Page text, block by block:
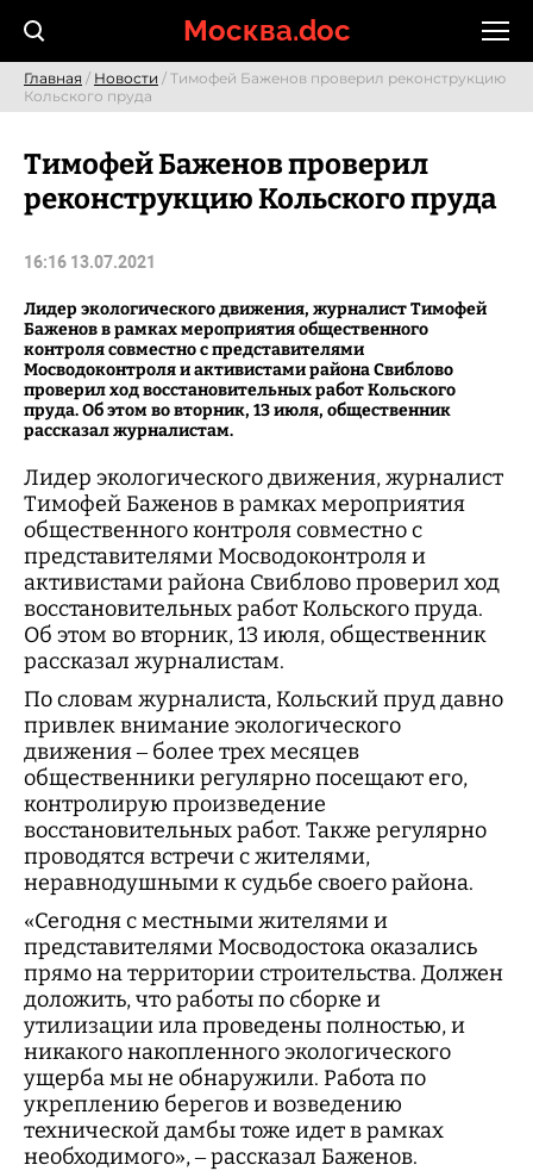
Москва.doc
Главная / Новости / Тимофей Баженов проверил реконструкцию
Кольского пруда
Тимофей Баженов проверил
реконструкцию Кольского пруда
16:16 13.07.2021
Лидер экологического движения, журналист Тимофей
Баженов в рамках мероприятия общественного
контроля совместно с представителями
Мосводоконтроля и активистами района Свиблово
проверил ход восстановительных работ Кольского
пруда. Об этом во вторник, 13 июля, общественник
рассказал журналистам.
Лидер экологического движения, журналист
Тимофей Баженов в рамках мероприятия
общественного контроля совместно с
представителями Мосводоконтроля и
активистами района Свиблово проверил ход
восстановительных работ Кольского пруда.
Об этом во вторник, 13 июля, общественник
рассказал журналистам.
По словам журналиста, Кольский пруд давно
привлек внимание экологического
движения – более трех месяцев
общественники регулярно посещают его,
контролирую произведение
восстановительных работ. Также регулярно
проводятся встречи с жителями,
неравнодушными к судьбе своего района.
«Сегодня с местными жителями и
представителями Мосводостока оказались
прямо на территории строительства. Должен
доложить, что работы по сборке и
утилизации ила проведены полностью, и
никакого накопленного экологического
ущерба мы не обнаружили. Работа по
укреплению берегов и возведению
технической дамбы тоже идет в рамках
необходимого», – рассказал Баженов.